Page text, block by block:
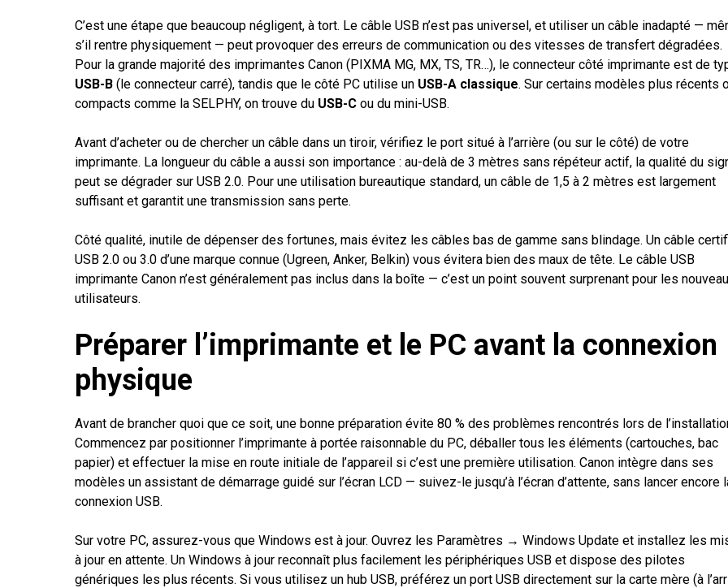
C’est une étape que beaucoup négligent, à tort. Le câble USB n’est pas universel, et utiliser un câble inadapté —
s’il rentre physiquement — peut provoquer des erreurs de communication ou des vitesses de transfert dégradées.
Pour la grande majorité des imprimantes Canon (PIXMA MG, MX, TS, TR…), le connecteur côté imprimante est de
USB-B (le connecteur carré), tandis que le côté PC utilise un USB-A classique. Sur certains modèles plus récents
compacts comme la SELPHY, on trouve du USB-C ou du mini-USB.
Avant d’acheter ou de chercher un câble dans un tiroir, vérifiez le port situé à l’arrière (ou sur le côté) de votre
imprimante. La longueur du câble a aussi son importance : au-delà de 3 mètres sans répéteur actif, la qualité du
peut se dégrader sur USB 2.0. Pour une utilisation bureautique standard, un câble de 1,5 à 2 mètres est largement
suffisant et garantit une transmission sans perte.
Côté qualité, inutile de dépenser des fortunes, mais évitez les câbles bas de gamme sans blindage. Un câble
USB 2.0 ou 3.0 d’une marque connue (Ugreen, Anker, Belkin) vous évitera bien des maux de tête. Le câble USB
imprimante Canon n’est généralement pas inclus dans la boîte — c’est un point souvent surprenant pour les
utilisateurs.
Préparer l’imprimante et le PC avant la connexion
physique
Avant de brancher quoi que ce soit, une bonne préparation évite 80 % des problèmes rencontrés lors de
Commencez par positionner l’imprimante à portée raisonnable du PC, déballer tous les éléments (cartouches, bac
papier) et effectuer la mise en route initiale de l’appareil si c’est une première utilisation. Canon intègre dans ses
modèles un assistant de démarrage guidé sur l’écran LCD — suivez-le jusqu’à l’écran d’attente, sans lancer encore
connexion USB.
Sur votre PC, assurez-vous que Windows est à jour. Ouvrez les Paramètres → Windows Update et installez les
à jour en attente. Un Windows à jour reconnaît plus facilement les périphériques USB et dispose des pilotes
génériques les plus récents. Si vous utilisez un hub USB, préférez un port USB directement sur la carte mère (à